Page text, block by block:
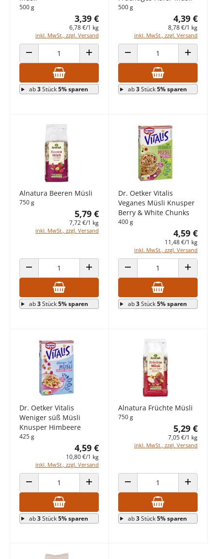
500 g
3,39 €
6,78 €/1 kg
inkl. MwSt., zzgl. Versand
ANZAHL VERRINGERN ANZAHL ERHÖHEN
ab3Stück5% sparen
500 g
4,39 €
8,78 €/1 kg
inkl. MwSt., zzgl. Versand
ANZAHL VERRINGERN ANZAHL
ab3Stück5% sparen
Alnatura Beeren Müsli
750 g
5,79 €
7,72 €/1 kg
inkl. MwSt., zzgl. Versand
ANZAHL VERRINGERN ANZAHL ERHÖHEN
ab3Stück5% sparen
Dr. Oetker Vitalis
Veganes Müsli Knusper
Berry & White Chunks
400 g
4,59 €
11,48 €/1 kg
inkl. MwSt., zzgl. Versand
ANZAHL VERRINGERN ANZAHL
ab3Stück5% sparen
Dr. Oetker Vitalis
Weniger süß Müsli
Knusper Himbeere
425 g
4,59 €
10,80 €/1 kg
inkl. MwSt., zzgl. Versand
ANZAHL VERRINGERN ANZAHL ERHÖHEN
ab3Stück5% sparen
Alnatura Früchte Müsli
750 g
5,29 €
7,05 €/1 kg
inkl. MwSt., zzgl. Versand
ANZAHL VERRINGERN ANZAHL
ab3Stück5% sparen